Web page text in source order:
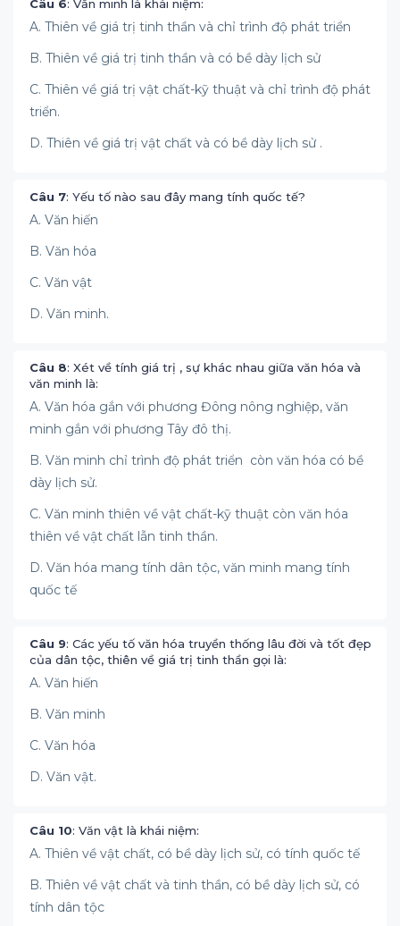
Câu 6: Văn minh là khái niệm:
A. Thiên về giá trị tinh thần và chỉ trình độ phát triển
B. Thiên về giá trị tinh thần và có bề dày lịch sử
C. Thiên về giá trị vật chất-kỹ thuật và chỉ trình độ phát
triển.
D. Thiên về giá trị vật chất và có bề dày lịch sử .
Câu 7: Yếu tố nào sau đây mang tính quốc tế?
A. Văn hiến
B. Văn hóa
C. Văn vật
D. Văn minh.
Câu 8: Xét về tính giá trị , sự khác nhau giữa văn hóa và
văn minh là:
A. Văn hóa gắn với phương Đông nông nghiệp, văn
minh gắn với phương Tây đô thị.
B. Văn minh chỉ trình độ phát triển còn văn hóa có bề
dày lịch sử.
C. Văn minh thiên về vật chất-kỹ thuật còn văn hóa
thiên về vật chất lẫn tinh thần.
D. Văn hóa mang tính dân tộc, văn minh mang tính
quốc tế
Câu 9: Các yếu tố văn hóa truyền thống lâu đời và tốt đẹp
của dân tộc, thiên về giá trị tinh thần gọi là:
A. Văn hiến
B. Văn minh
C. Văn hóa
D. Văn vật.
Câu 10: Văn vật là khái niệm:
A. Thiên về vật chất, có bề dày lịch sử, có tính quốc tế
B. Thiên về vật chất và tinh thần, có bề dày lịch sử, có
tính dân tộc